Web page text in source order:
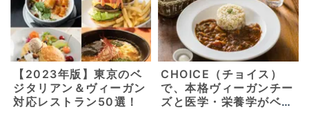
【2023年版】東京のベ
ジタリアン＆ヴィーガン
対応レストラン50選！
CHOICE（チョイス）
で、本格ヴィーガンチー
ズと医学・栄養学がベー